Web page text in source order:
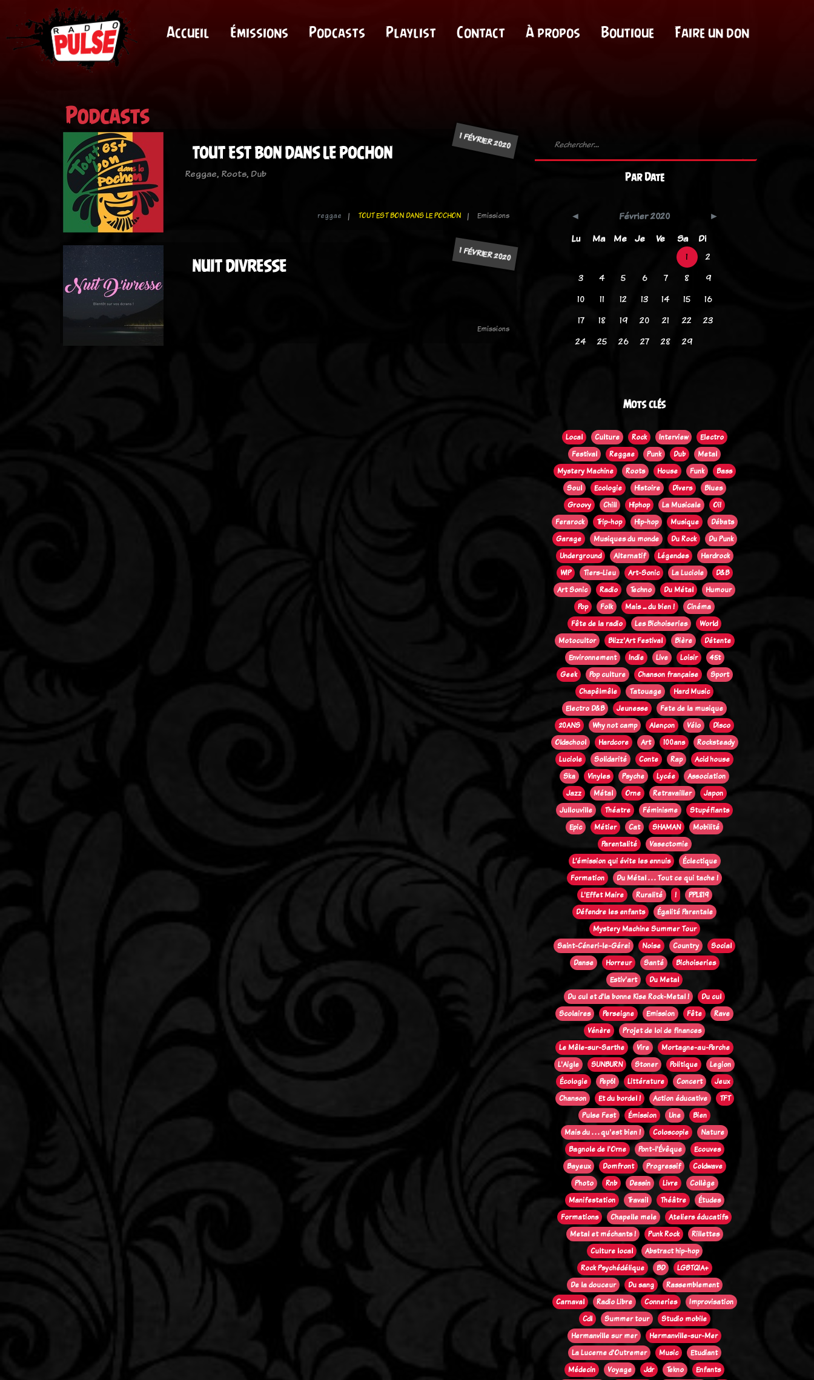
Accueil Émissions Podcasts Playlist Contact À propos Boutique Faire un don
Podcasts
1 FÉVRIER 2020
TOUT EST BON DANS LE POCHON
Reggae, Roots, Dub
reggae TOUT EST BON DANS LE POCHON Emissions
1 FÉVRIER 2020
NUIT DIVRESSE
Emissions
Par Date
Février 2020
Lu
Ma Me Je Ve Sa
Di
1
2
3
4 5 6 7 8
9
10
11 12 13 14 15
16
17
18 19 20 21 22
23
24
25 26 27 28 29
Mots clés
Local Culture Rock Interview
Electro
Festival
Reggae Punk Dub
Metal
Mystery Machine
Roots House Funk
Bass
Soul
Ecologie Histoire Divers
Blues
Groovy
Chill Hiphop La Musicale
Oi!
Ferarock
Trip-hop Hip-hop Musique
Débats
Garage
Musiques du monde Du Rock
Du Punk
Underground
Alternatif Légendes
Hardrock
WIP
Tiers-Lieu Art-Sonic La Luciole
D&B
Art Sonic
Radio Techno Du Métal
Humour
Pop
Folk Mais ... du bien !
Cinéma
Fête de la radio
Les Bichoiseries
World
Motocultor
Blizz'Art Festival Bière
Détente
Environnement
Indie Live Loisir
45t
Geek
Pop culture Chanson française
Sport
Chapêlmêle
Tatouage
Hard Music
Electro D&B
Jeunesse
Fete de la musique
20ANS
Why not camp Alençon Vélo
Disco
Oldschool
Hardcore Art 100ans
Rocksteady
Luciole
Solidarité Conte Rap
Acid house
Ska
Vinyles Psyche Lycée
Association
Jazz
Métal Orne Retravailler
Japon
Jullouville
Théatre Féminisme
Stupéfiants
Epic
Métier Cat SHAMAN
Mobilité
Parentalité
Vasectomie
L’émission qui évite les ennuis
Éclectique
Formation
Du Métal . . . Tout ce qui tache !
L'Effet Maire
Ruralité !
PPL819
Défendre les enfants
Égalité Parentale
Mystery Machine Summer Tour
Saint-Céneri-le-Gérei
Noise Country
Social
Danse
Horreur Santé
Bichoiseries
Estiv'art
Du Metal
Du cul et d'la bonne Kise Rock-Metal !
Du cul
Scolaires
Perseigne Emission Fête
Rave
Vénère
Projet de loi de finances
Le Mêle-sur-Sarthe
Vire
Mortagne-au-Perche
L'Aigle
SUNBURN Stoner Politique
Legion
Écologie
Pep61 Littérature Concert
Jeux
Chanson
Et du bordel ! Action éducative
TFT
Pulse Fest
Émission Une
Bien
Mais du . . . qu'est bien !
Coloscopie
Nature
Bagnole de l'Orne
Pont-l'Évêque
Ecouves
Bayeux
Domfront Progressif
Coldwave
Photo
Rnb Dessin Livre
Collège
Manifestation
Travail Théâtre
Études
Formations
Chapelle mele
Ateliers éducatifs
Metal et méchants !
Punk Rock
Rillettes
Culture local
Abstract hip-hop
Rock Psychédélique
BD
LGBTQIA+
De la douceur
Du sang
Rassemblement
Carnaval
Radio Libre Conneries
Improvisation
Cdl
Summer tour
Studio mobile
Hermanville sur mer
Hermanville-sur-Mer
La Lucerne d'Outremer
Music
Etudiant
Médecin
Voyage Jdr Tekno
Enfants